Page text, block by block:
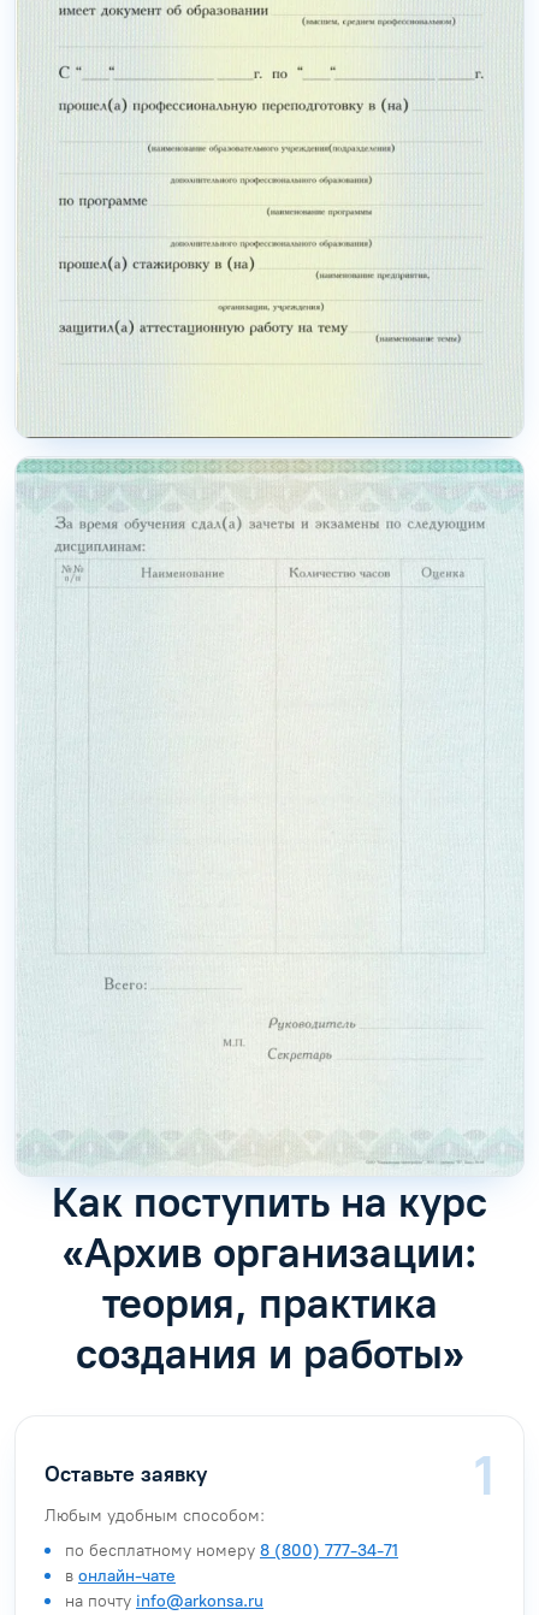
Как поступить на курс
«Архив организации:
теория, практика
создания и работы»
Оставьте заявку
Любым удобным способом:
по бесплатному номеру 8 (800) 777-34-71
в онлайн-чате
на почту info@arkonsa.ru